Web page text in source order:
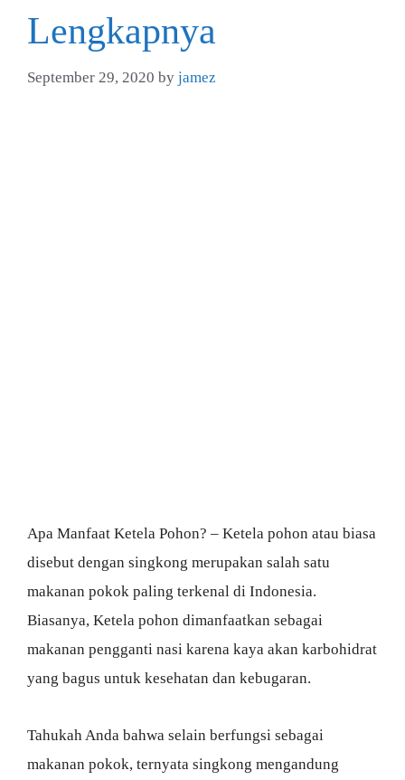
Lengkapnya
September 29, 2020 by jamez
Apa Manfaat Ketela Pohon? – Ketela pohon atau biasa
disebut dengan singkong merupakan salah satu
makanan pokok paling terkenal di Indonesia.
Biasanya, Ketela pohon dimanfaatkan sebagai
makanan pengganti nasi karena kaya akan karbohidrat
yang bagus untuk kesehatan dan kebugaran.
Tahukah Anda bahwa selain berfungsi sebagai
makanan pokok, ternyata singkong mengandung